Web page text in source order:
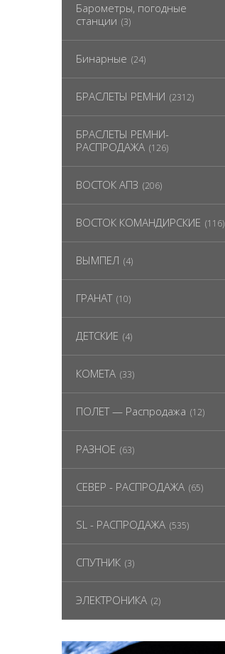
Барометры, погодные
станции (3)
Бинарные (24)
БРАСЛЕТЫ РЕМНИ (2312)
БРАСЛЕТЫ РЕМНИ-
РАСПРОДАЖА (126)
ВОСТОК АПЗ (206)
ВОСТОК КОМАНДИРСКИЕ (116)
ВЫМПЕЛ (4)
ГРАНАТ (10)
ДЕТСКИЕ (4)
КОМЕТА (33)
ПОЛЕТ — Распродажа (12)
РАЗНОЕ (63)
СЕВЕР - РАСПРОДАЖА (65)
SL - РАСПРОДАЖА (535)
СПУТНИК (3)
ЭЛЕКТРОНИКА (2)